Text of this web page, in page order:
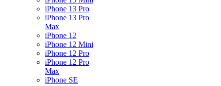
iPhone 13 Pro
iPhone 13 Pro
Max
iPhone 12
iPhone 12 Mini
iPhone 12 Pro
iPhone 12 Pro
Max
iPhone SE